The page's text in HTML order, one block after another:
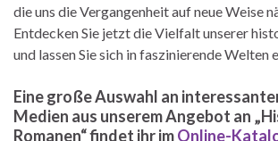
die uns die Vergangenheit auf neue Weise
Entdecken Sie jetzt die Vielfalt unserer
und lassen Sie sich in faszinierende Welten
Eine große Auswahl an
Medien aus unserem Angebot an
Romanen“ findet ihr imOnline-